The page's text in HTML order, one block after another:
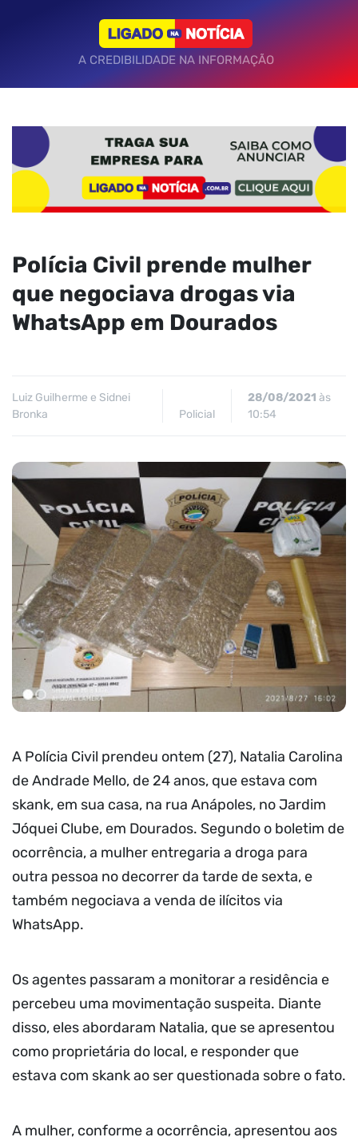
A CREDIBILIDADE NA INFORMAÇÃO
Polícia Civil prende mulher
que negociava drogas via
WhatsApp em Dourados
Luiz Guilherme e Sidnei
Bronka
Policial
28/08/2021 às
10:54
A Polícia Civil prendeu ontem (27), Natalia Carolina
de Andrade Mello, de 24 anos, que estava com
skank, em sua casa, na rua Anápoles, no Jardim
Jóquei Clube, em Dourados. Segundo o boletim de
ocorrência, a mulher entregaria a droga para
outra pessoa no decorrer da tarde de sexta, e
também negociava a venda de ilícitos via
WhatsApp.
Os agentes passaram a monitorar a residência e
percebeu uma movimentação suspeita. Diante
disso, eles abordaram Natalia, que se apresentou
como proprietária do local, e responder que
estava com skank ao ser questionada sobre o fato.
A mulher, conforme a ocorrência, apresentou aos